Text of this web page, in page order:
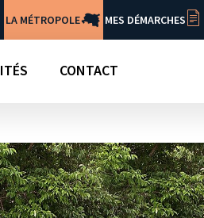
LA MÉTROPOLE MES DÉMARCHES
CONTACT